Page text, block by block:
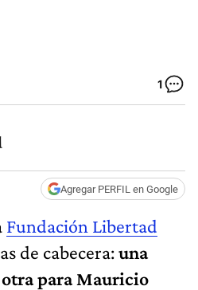
1
Agregar PERFIL en Google
Fundación Libertad
de cabecera:una
para Mauricio